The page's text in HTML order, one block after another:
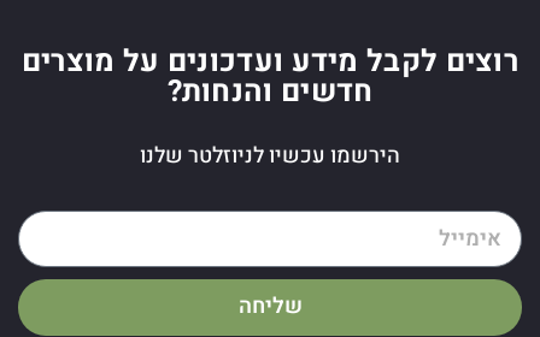
רוצים לקבל מידע ועדכונים על מוצרים
חדשים והנחות?
הירשמו עכשיו לניוזלטר שלנו
שליחה